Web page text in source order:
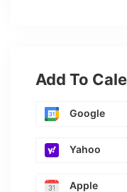
Add To
Google
Yahoo
Apple